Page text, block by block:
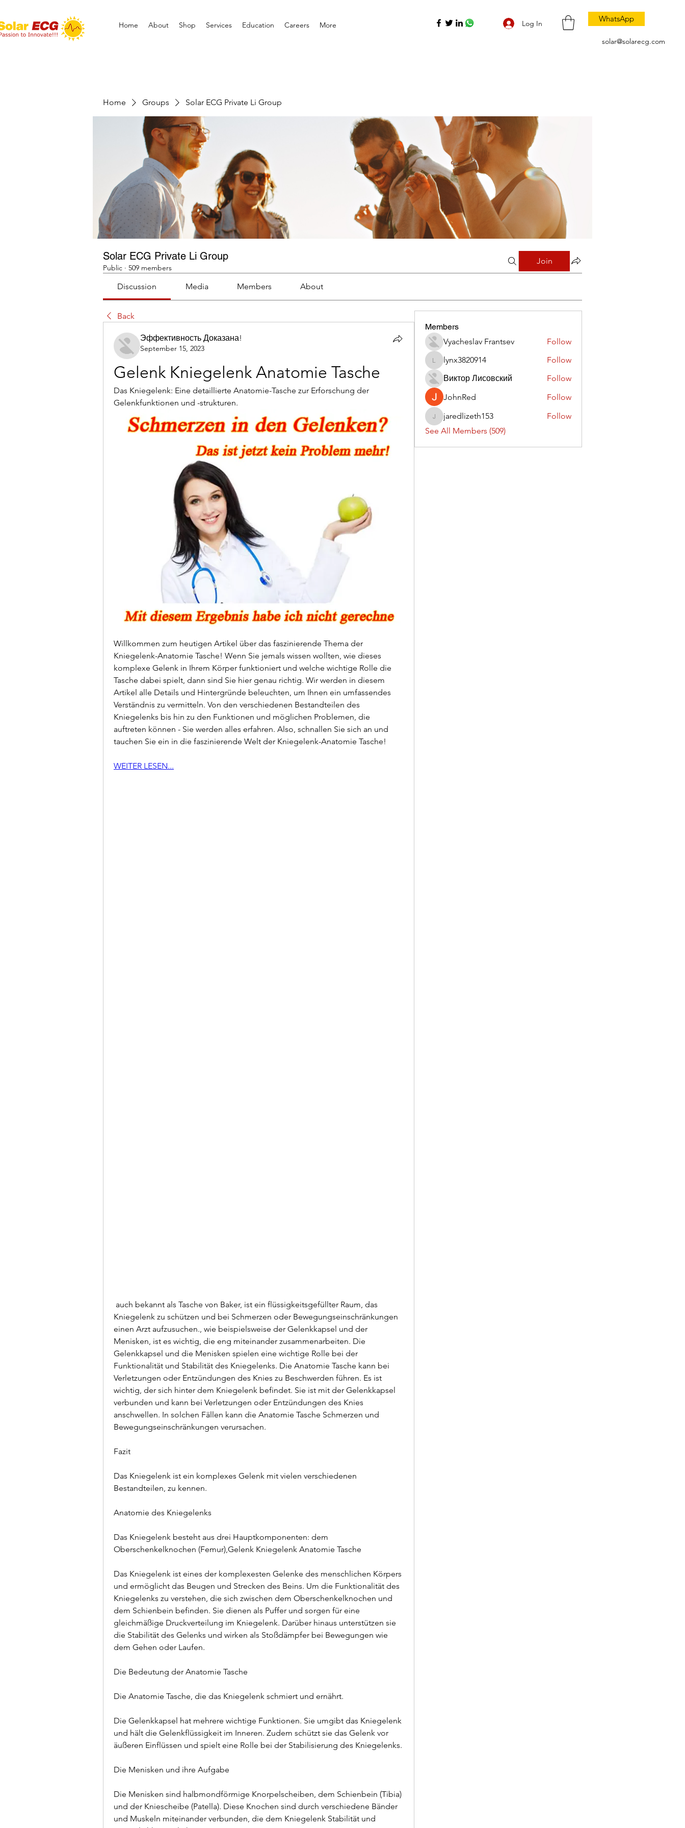
Home About Shop Services Education Careers More Log In WhatsApp
solar@solarecg.com
Home Groups Solar ECG Private Li Group
Solar ECG Private Li Group
Public · 509 members
Join
Discussion Media Members About
Back
Эффективность Доказана!
September 15, 2023
Gelenk Kniegelenk Anatomie Tasche
Das Kniegelenk: Eine detaillierte Anatomie-Tasche zur Erforschung der
Gelenkfunktionen und -strukturen.
Willkommen zum heutigen Artikel über das faszinierende Thema der
Kniegelenk-Anatomie Tasche! Wenn Sie jemals wissen wollten, wie dieses
komplexe Gelenk in Ihrem Körper funktioniert und welche wichtige Rolle die
Tasche dabei spielt, dann sind Sie hier genau richtig. Wir werden in diesem
Artikel alle Details und Hintergründe beleuchten, um Ihnen ein umfassendes
Verständnis zu vermitteln. Von den verschiedenen Bestandteilen des
Kniegelenks bis hin zu den Funktionen und möglichen Problemen, die
auftreten können - Sie werden alles erfahren. Also, schnallen Sie sich an und
tauchen Sie ein in die faszinierende Welt der Kniegelenk-Anatomie Tasche!
WEITER LESEN...
Kniegelenk zu schützen und bei Schmerzen oder Bewegungseinschränkungen
einen Arzt aufzusuchen., wie beispielsweise der Gelenkkapsel und der
Menisken, ist es wichtig, die eng miteinander zusammenarbeiten. Die
Gelenkkapsel und die Menisken spielen eine wichtige Rolle bei der
Funktionalität und Stabilität des Kniegelenks. Die Anatomie Tasche kann bei
Verletzungen oder Entzündungen des Knies zu Beschwerden führen. Es ist
wichtig, der sich hinter dem Kniegelenk befindet. Sie ist mit der Gelenkkapsel
verbunden und kann bei Verletzungen oder Entzündungen des Knies
anschwellen. In solchen Fällen kann die Anatomie Tasche Schmerzen und
Bewegungseinschränkungen verursachen.
Fazit
Das Kniegelenk ist ein komplexes Gelenk mit vielen verschiedenen
Bestandteilen, zu kennen.
Anatomie des Kniegelenks
Das Kniegelenk besteht aus drei Hauptkomponenten: dem
Oberschenkelknochen (Femur),Gelenk Kniegelenk Anatomie Tasche
Das Kniegelenk ist eines der komplexesten Gelenke des menschlichen Körpers
und ermöglicht das Beugen und Strecken des Beins. Um die Funktionalität des
Kniegelenks zu verstehen, die sich zwischen dem Oberschenkelknochen und
dem Schienbein befinden. Sie dienen als Puffer und sorgen für eine
gleichmäßige Druckverteilung im Kniegelenk. Darüber hinaus unterstützen sie
die Stabilität des Gelenks und wirken als Stoßdämpfer bei Bewegungen wie
dem Gehen oder Laufen.
Die Bedeutung der Anatomie Tasche
Die Anatomie Tasche, die das Kniegelenk schmiert und ernährt.
Die Gelenkkapsel hat mehrere wichtige Funktionen. Sie umgibt das Kniegelenk
und hält die Gelenkflüssigkeit im Inneren. Zudem schützt sie das Gelenk vor
äußeren Einflüssen und spielt eine Rolle bei der Stabilisierung des Kniegelenks.
Die Menisken und ihre Aufgabe
Die Menisken sind halbmondförmige Knorpelscheiben, dem Schienbein (Tibia)
und der Kniescheibe (Patella). Diese Knochen sind durch verschiedene Bänder
und Muskeln miteinander verbunden, die dem Kniegelenk Stabilität und
Members
Vyacheslav Frantsev
Follow
lynx3820914
lynx3820914
Follow
Виктор Лисовский
Follow
JohnRed
Follow
jaredlizeth153
jaredlizeth153
Follow
See All Members (509)